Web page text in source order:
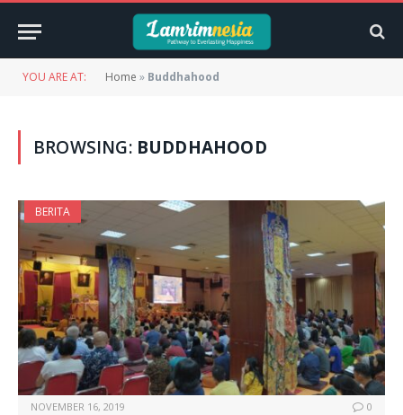
YOU ARE AT: Home » Buddhahood
BROWSING: BUDDHAHOOD
BERITA
NOVEMBER 16, 2019 0